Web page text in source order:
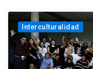
Interculturalidad